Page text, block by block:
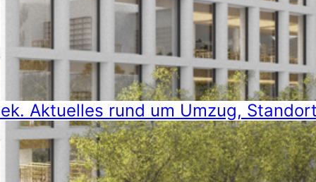
Aktuelles rund um Umzug,